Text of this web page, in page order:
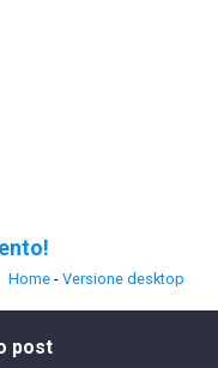
Home - Versione desktop
post